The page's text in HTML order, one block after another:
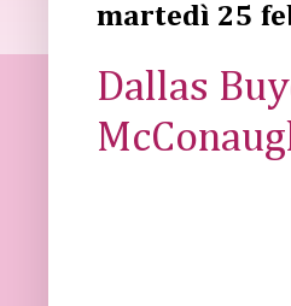
martedì 25
Dallas